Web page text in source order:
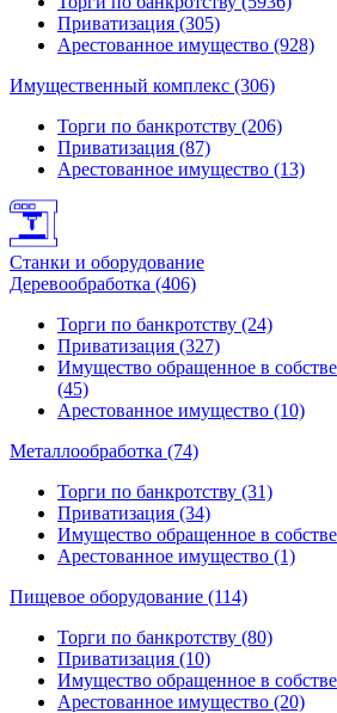
Приватизация (305)
Арестованное имущество (928)
Имущественный комплекс (306)
Торги по банкротству (206)
Приватизация (87)
Арестованное имущество (13)
Станки и оборудование
Деревообработка (406)
Торги по банкротству (24)
Приватизация (327)
Имущество обращенное в
(45)
Арестованное имущество (10)
Металлообработка (74)
Торги по банкротству (31)
Приватизация (34)
Имущество обращенное в
Арестованное имущество (1)
Пищевое оборудование (114)
Торги по банкротству (80)
Приватизация (10)
Имущество обращенное в
Арестованное имущество (20)